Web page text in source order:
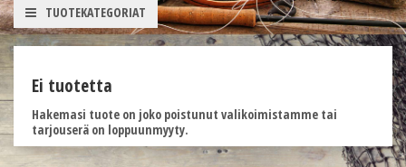
TUOTEKATEGORIAT
Ei tuotetta
Hakemasi tuote on joko poistunut valikoimistamme tai
tarjouserä on loppuunmyyty.